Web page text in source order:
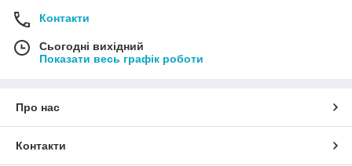
Контакти
Сьогодні вихідний
Показати весь графік роботи
Про нас
Контакти